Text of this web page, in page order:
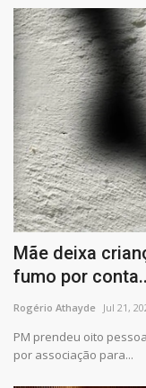
Mãe deixa
fumo por
Rogério Athayde Jul 21,
PM prendeu oito
por associação para...